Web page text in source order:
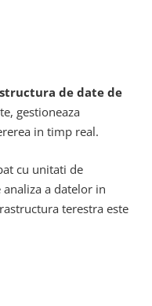
de date de
gestioneaza
in timp real.
cu unitati de
a datelor in
terestra este